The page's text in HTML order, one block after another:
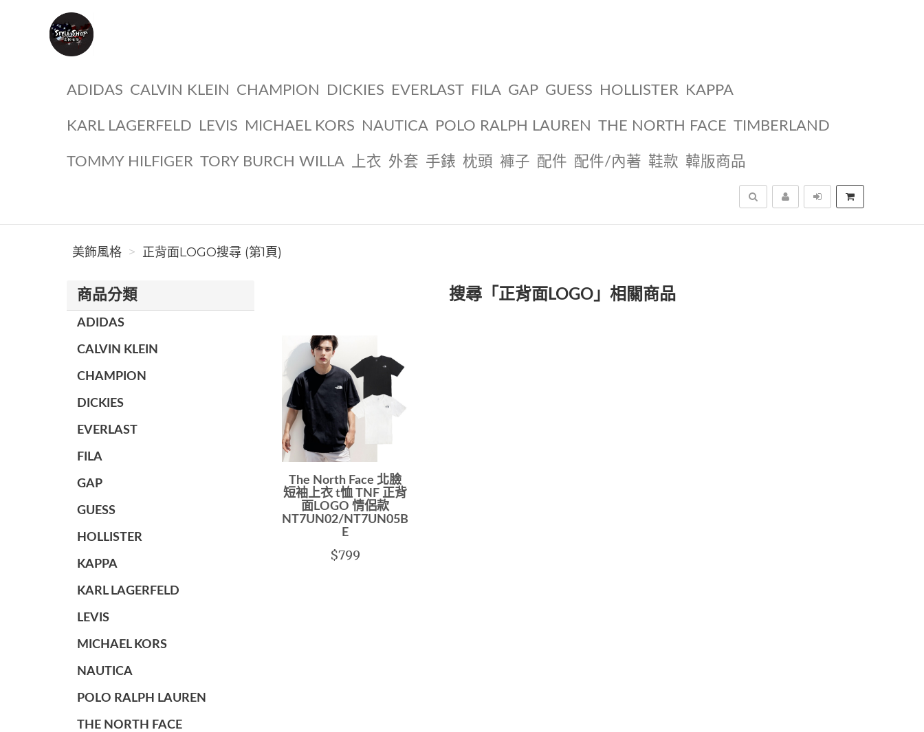
ADIDAS CALVIN KLEIN CHAMPION DICKIES EVERLAST FILA GAP GUESS HOLLISTER KAPPA
KARL LAGERFELD LEVIS MICHAEL KORS NAUTICA POLO RALPH LAUREN THE NORTH FACE TIMBERLAND
TOMMY HILFIGER TORY BURCH WILLA 上衣 外套 手錶 枕頭 褲子 配件 配件/內著 鞋款 韓版商品
搜尋
美飾風格 正背面LOGO搜尋 (第1頁)
商品分類
ADIDAS
CALVIN KLEIN
CHAMPION
DICKIES
EVERLAST
FILA
GAP
GUESS
HOLLISTER
KAPPA
KARL LAGERFELD
LEVIS
MICHAEL KORS
NAUTICA
POLO RALPH LAUREN
THE NORTH FACE
搜尋「正背面LOGO」相關商品
The North Face 北臉
短袖上衣 t恤 TNF 正背
面LOGO 情侶款
NT7UN02/NT7UN05B-
E
$799